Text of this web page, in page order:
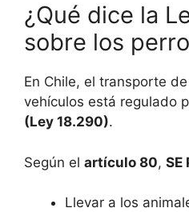
¿Qué dice la
sobre los
En Chile, el transporte
vehículos está regulado
(Ley 18.290).
Según el artículo 80, SE
Llevar a los